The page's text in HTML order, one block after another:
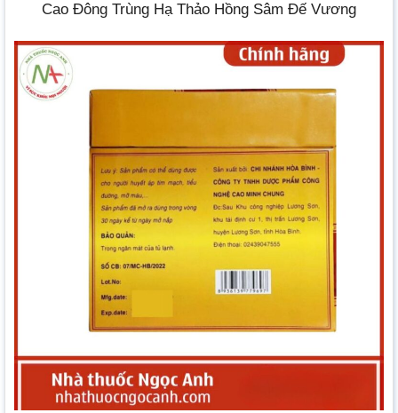
Cao Đông Trùng Hạ Thảo Hồng Sâm Đế Vương